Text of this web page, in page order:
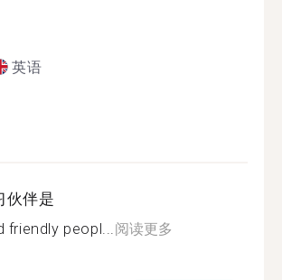
英语
伙伴是
friendly peopl...阅读更多